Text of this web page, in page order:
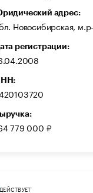
адрес:
Новосибирская,
регистрации:
779 000 ₽
ДЕЙСТВУЕТ